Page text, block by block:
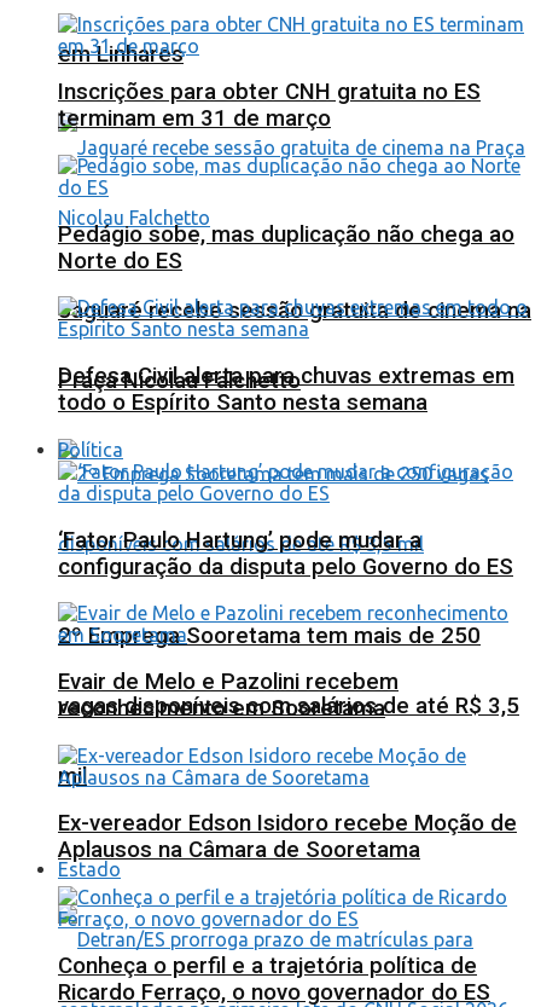
em Linhares
Jaguaré recebe sessão gratuita de cinema na
Praça Nicolau Falchetto
2º Emprega Sooretama tem mais de 250
vagas disponíveis com salários de até R$ 3,5
mil
Estado
Inscrições para obter CNH gratuita no ES
terminam em 31 de março
Pedágio sobe, mas duplicação não chega ao
Norte do ES
Defesa Civil alerta para chuvas extremas em
todo o Espírito Santo nesta semana
Política
‘Fator Paulo Hartung’ pode mudar a
configuração da disputa pelo Governo do ES
Evair de Melo e Pazolini recebem
reconhecimento em Sooretama
Ex-vereador Edson Isidoro recebe Moção de
Aplausos na Câmara de Sooretama
Conheça o perfil e a trajetória política de
Ricardo Ferraço, o novo governador do ES